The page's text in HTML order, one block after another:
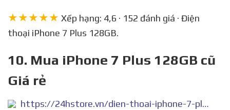
★★★★★ Xếp hạng: 4,6 · 152 đánh giá · Điện
thoại iPhone 7 Plus 128GB.
10. Mua iPhone 7 Plus 128GB cũ
Giá rẻ
https://24hstore.vn/dien-thoai-iphone-7-plus-cu/iphone-7-plus-128gb-cu-98-p481